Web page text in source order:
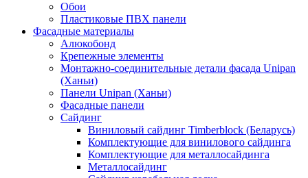
Обои
Пластиковые ПВХ панели
Фасадные материалы
Алюкобонд
Крепежные элементы
Монтажно-соединительные детали фасада Unipan
(Ханьи)
Панели Unipan (Ханьи)
Фасадные панели
Сайдинг
Виниловый сайдинг Timberblock (Беларусь)
Комплектующие для винилового сайдинга
Комплектующие для металлосайдинга
Металлосайдинг